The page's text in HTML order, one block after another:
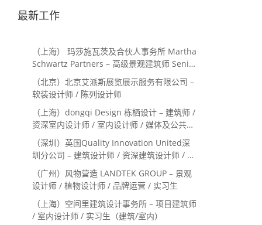
最新工作
（上海） 玛莎施瓦茨及合伙人事务所 Martha
Schwartz Partners – 高级景观建筑师 Senior
Landscape Designer / 景观建筑师
Landscape Designer
（北京）北京艾派斯展览展示服务有限公司 –
软装设计师 / 陈列设计师
（上海）dongqi Design 栋栖设计 – 建筑师 /
资深室内设计师 / 室内设计师 / 媒体及公共关
系主管 / 设计实习生（常年招聘）
（深圳）英国Quality Innovation United深
圳分公司 – 建筑设计师 / 资深建筑设计师 / 室
内设计师 / 设计实习生
（广州）风物营造 LANDTEK GROUP – 景观
设计师 / 植物设计师 / 品牌运营 / 实习生
（上海）空间里建筑设计事务所 – 项目建筑师
/ 室内设计师 / 实习生（建筑/室内）